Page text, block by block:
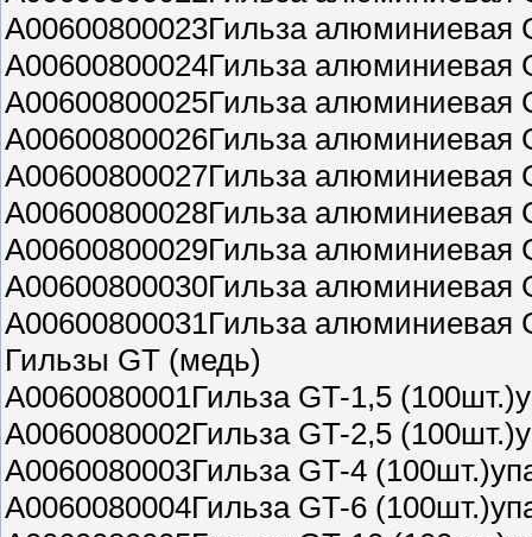
A00600800023Гильза алюминиевая
A00600800024Гильза алюминиевая
A00600800025Гильза алюминиевая
A00600800026Гильза алюминиевая
A00600800027Гильза алюминиевая
A00600800028Гильза алюминиевая
A00600800029Гильза алюминиевая
A00600800030Гильза алюминиевая
A00600800031Гильза алюминиевая
Гильзы GT (медь)
A0060080001Гильза GT-1,5
A0060080002Гильза GT-2,5
A0060080003Гильза GT-4
A0060080004Гильза GT-6